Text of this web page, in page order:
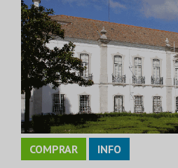
COMPRAR INFO